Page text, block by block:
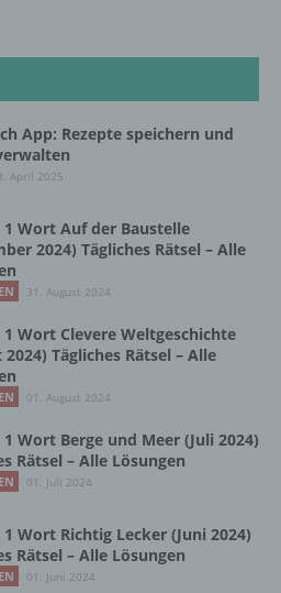
App: Rezepte speichern und
April 2025
1 Wort Auf der Baustelle
2024) Tägliches Rätsel – Alle
31. August 2024
1 Wort Clevere Weltgeschichte
Tägliches Rätsel – Alle
01. August 2024
Wort Berge und Meer (Juli 2024)
Rätsel – Alle Lösungen
01. Juli 2024
Wort Richtig Lecker (Juni 2024)
Rätsel – Alle Lösungen
01. Juni 2024
Einschränkung, das
der Verarbeitung
Verarbeitung ist die
Daten mit dem Ziel, ihre
einzuschränken.
der automatisierten
Daten, die
diese
Daten verwendet
natürliche Person beziehen,
um Aspekte
wirtschaftlicher